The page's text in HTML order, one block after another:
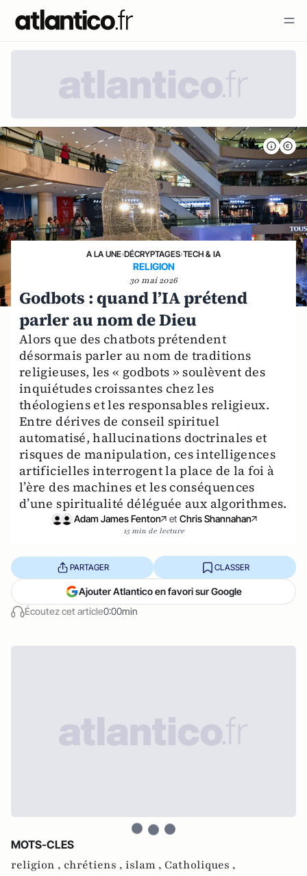
A LA UNE›DÉCRYPTAGES›TECH & IA
RELIGION
30 mai 2026
Godbots : quand l’IA prétend
parler au nom de Dieu
Alors que des chatbots prétendent
désormais parler au nom de traditions
religieuses, les « godbots » soulèvent des
inquiétudes croissantes chez les
théologiens et les responsables religieux.
Entre dérives de conseil spirituel
automatisé, hallucinations doctrinales et
risques de manipulation, ces intelligences
artificielles interrogent la place de la foi à
l’ère des machines et les conséquences
d’une spiritualité déléguée aux algorithmes.
Adam James Fenton et Chris Shannahan
15 min de lecture
Écoutez cet article0:00min
PARTAGER CLASSER
Ajouter Atlantico en favori sur Google
MOTS-CLES
religion , chrétiens , islam , Catholiques ,